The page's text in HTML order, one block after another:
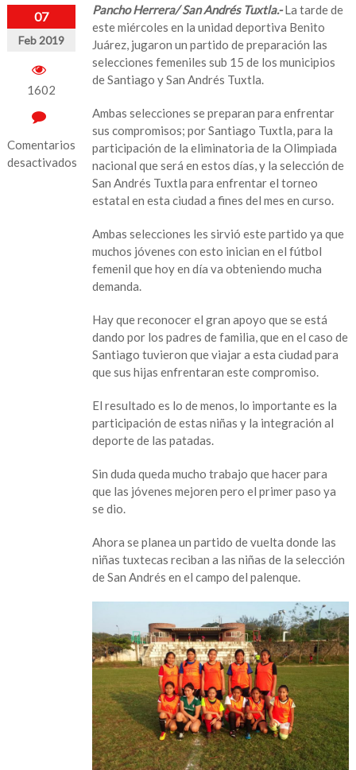
07
Feb 2019
1602
Comentarios
desactivados
Pancho Herrera/ San Andrés Tuxtla.-La tarde de
este miércoles en la unidad deportiva Benito
Juárez, jugaron un partido de preparación las
selecciones femeniles sub 15 de los municipios
de Santiago y San Andrés Tuxtla.
Ambas selecciones se preparan para enfrentar
sus compromisos; por Santiago Tuxtla, para la
participación de la eliminatoria de la Olimpiada
nacional que será en estos días, y la selección de
San Andrés Tuxtla para enfrentar el torneo
estatal en esta ciudad a fines del mes en curso.
Ambas selecciones les sirvió este partido ya que
muchos jóvenes con esto inician en el fútbol
femenil que hoy en día va obteniendo mucha
demanda.
Hay que reconocer el gran apoyo que se está
dando por los padres de familia, que en el caso de
Santiago tuvieron que viajar a esta ciudad para
que sus hijas enfrentaran este compromiso.
El resultado es lo de menos, lo importante es la
participación de estas niñas y la integración al
deporte de las patadas.
Sin duda queda mucho trabajo que hacer para
que las jóvenes mejoren pero el primer paso ya
se dio.
Ahora se planea un partido de vuelta donde las
niñas tuxtecas reciban a las niñas de la selección
de San Andrés en el campo del palenque.